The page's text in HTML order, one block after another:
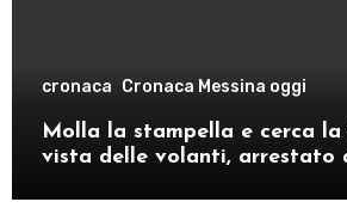
cronaca Cronaca Messina oggi
Molla la stampella e cerca
vista delle volanti, arrestato